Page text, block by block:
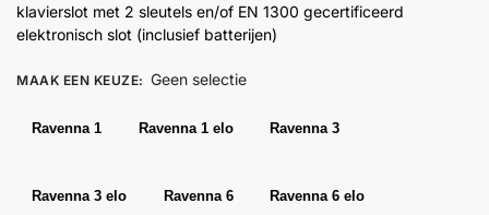
Help &
service
klavierslot met 2 sleutels en/of EN 1300 gecertificeerd
elektronisch slot (inclusief batterijen)
MAAK EEN KEUZE: Geen selectie
Ravenna 1 Ravenna 1 elo Ravenna 3
Ravenna 3 elo Ravenna 6 Ravenna 6 elo